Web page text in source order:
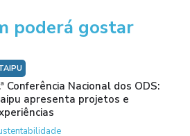
poderá gostar
Conferência Nacional dos ODS:
apresenta projetos e